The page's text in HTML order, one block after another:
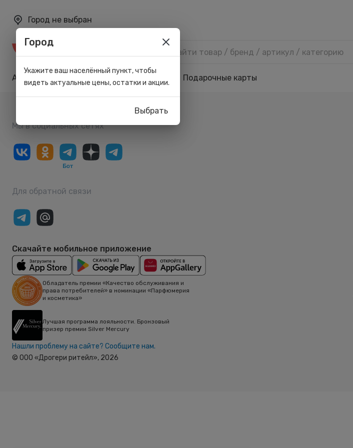
Город не выбран
Акции Карта лояльности Подарочные карты
Мы в социальных сетях
Для обратной связи
Скачайте мобильное приложение
Обладатель премии «Качество обслуживания и
права потребителей» в номинации «Парфюмерия
и косметика»
Лучшая программа лояльности. Бронзовый
призер премии Silver Mercury
Нашли проблему на сайте? Сообщите нам.
© ООО «Дрогери ритейл», 2026
Город
Укажите ваш населённый пункт, чтобы
видеть актуальные цены, остатки и акции.
Выбрать